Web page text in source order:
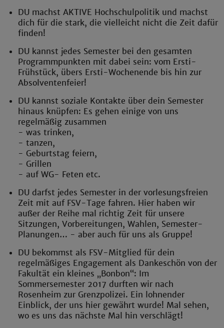
DU machst AKTIVE Hochschulpolitik und machst
dich für die stark, die vielleicht nicht die Zeit dafür
finden!
DU kannst jedes Semester bei den gesamten
Programmpunkten mit dabei sein: vom Ersti-
Frühstück, übers Ersti-Wochenende bis hin zur
Absolventenfeier!
DU kannst soziale Kontakte über dein Semester
hinaus knüpfen: Es gehen einige von uns
regelmäßig zusammen
- was trinken,
- tanzen,
- Geburtstag feiern,
- Grillen
- auf WG- Feten etc.
DU darfst jedes Semester in der vorlesungsfreien
Zeit mit auf FSV-Tage fahren. Hier haben wir
außer der Reihe mal richtig Zeit für unsere
Sitzungen, Vorbereitungen, Wahlen, Semester-
Planungen… - aber auch für uns als Gruppe!
DU bekommst als FSV-Mitglied für dein
regelmäßiges Engagement als Dankeschön von der
Fakultät ein kleines „Bonbon“: Im
Sommersemester 2017 durften wir nach
Rosenheim zur Grenzpolizei. Ein lohnender
Einblick, der uns hier gewährt wurde! Mal sehen,
wo es uns das nächste Mal hin verschlägt!